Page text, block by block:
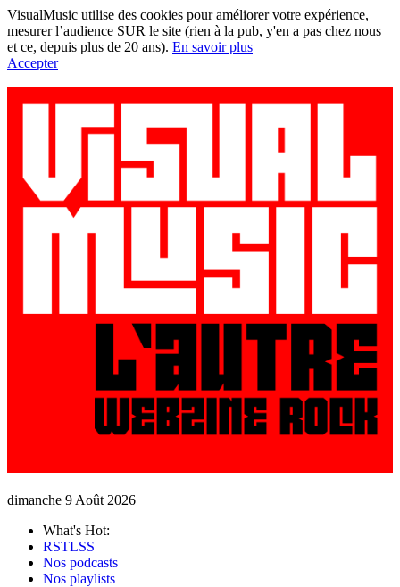
VisualMusic utilise des cookies pour améliorer votre expérience,
mesurer l’audience SUR le site (rien à la pub, y'en a pas chez nous
et ce, depuis plus de 20 ans). En savoir plus
Accepter
dimanche 9 Août 2026
What's Hot:
RSTLSS
Nos podcasts
Nos playlists